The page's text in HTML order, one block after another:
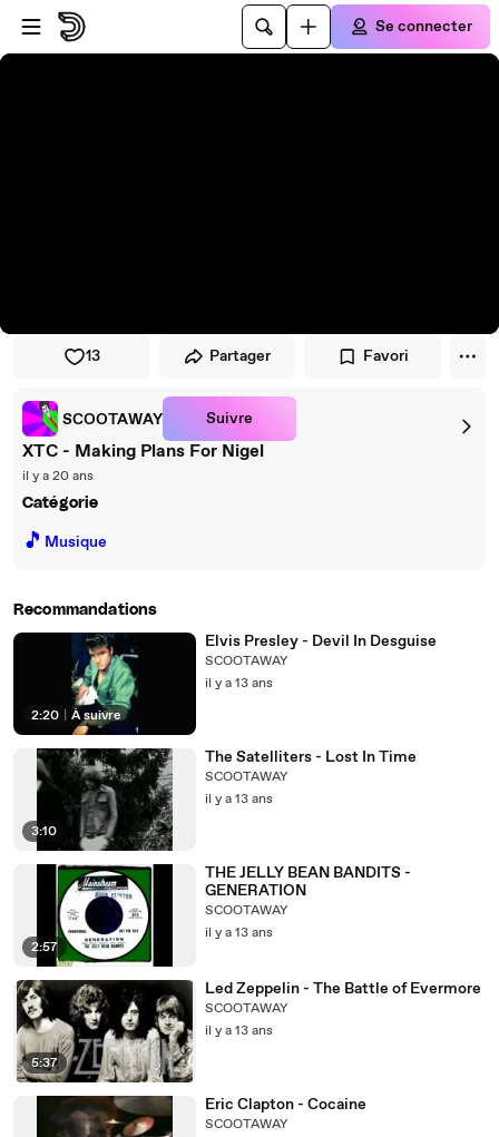
Passer au player
Passer au contenu principal
Se connecter
13 Partager Favori
SCOOTAWAY Suivre
XTC - Making Plans For Nigel
il y a 20 ans
Catégorie
🎵 Musique
Recommandations
2:20 À suivre
Elvis Presley - Devil In Desguise
SCOOTAWAY
il y a 13 ans
3:10
The Satelliters - Lost In Time
SCOOTAWAY
il y a 13 ans
2:57
THE JELLY BEAN BANDITS -
GENERATION
SCOOTAWAY
il y a 13 ans
5:37
Led Zeppelin - The Battle of Evermore
SCOOTAWAY
il y a 13 ans
Eric Clapton - Cocaine
SCOOTAWAY